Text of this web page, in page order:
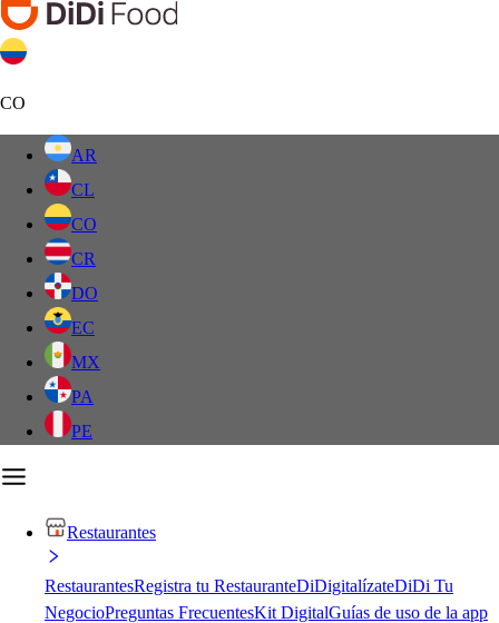
CO
AR
CL
CO
CR
DO
EC
MX
PA
PE
Restaurantes
RestaurantesRegistra tu RestauranteDiDigitalízateDiDi Tu
NegocioPreguntas FrecuentesKit DigitalGuías de uso de la app